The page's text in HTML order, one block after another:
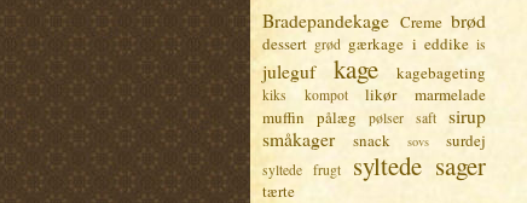
Bradepandekage Creme brød
dessert grød gærkage i eddike is
juleguf kage kagebageting
kiks kompot likør
marmelade
muffin
pålæg pølser saft
sirup
småkager
snack sovs surdej
syltede frugt syltede sager
tærte